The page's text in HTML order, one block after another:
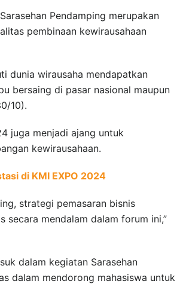
Pendamping merupakan
pembinaan kewirausahaan
dunia wirausaha mendapatkan
bersaing di pasar nasional maupun
10).
juga menjadi ajang untuk
kewirausahaan.
di KMI EXPO 2024
strategi pemasaran bisnis
secara mendalam dalam forum ini,”
dalam kegiatan Sarasehan
dalam mendorong mahasiswa untuk